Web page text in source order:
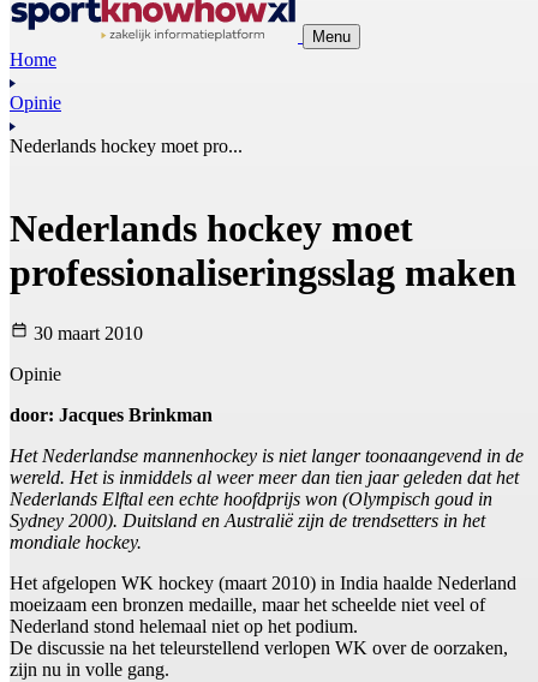
Menu
Home
Opinie
Nederlands hockey moet pro...
Nederlands hockey moet
professionaliseringsslag maken
30 maart 2010
Opinie
door: Jacques Brinkman
Het Nederlandse mannenhockey is niet langer toonaangevend in de
wereld. Het is inmiddels al weer meer dan tien jaar geleden dat het
Nederlands Elftal een echte hoofdprijs won (Olympisch goud in
Sydney 2000). Duitsland en Australië zijn de trendsetters in het
mondiale hockey.
Het afgelopen WK hockey (maart 2010) in India haalde Nederland
moeizaam een bronzen medaille, maar het scheelde niet veel of
Nederland stond helemaal niet op het podium.
De discussie na het teleurstellend verlopen WK over de oorzaken,
zijn nu in volle gang.